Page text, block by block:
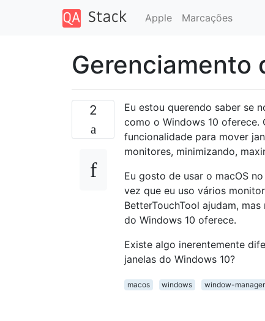
Apple Marcações
Gerenciamento
2
Eu estou querendo saber se
como o Windows 10 oferece.
funcionalidade para mover
monitores, minimizando,
Eu gosto de usar o macOS
vez que eu uso vários
BetterTouchTool ajudam,
do Windows 10 oferece.
Existe algo inerentemente
janelas do Windows 10?
macos windows window-manager